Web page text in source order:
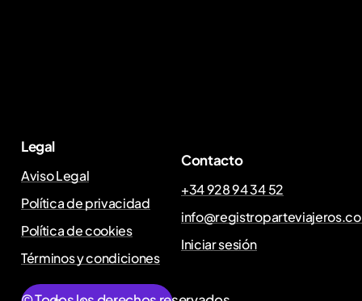
Legal
Aviso Legal
Política de privacidad
Política de cookies
Términos y condiciones
Contacto
+34 928 94 34 52
Iniciar sesión